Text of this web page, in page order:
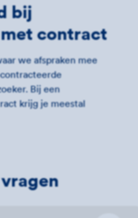
bij
contract
we afspraken mee
Bij een
krijg je meestal